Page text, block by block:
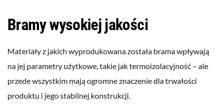
Bramy wysokiej jakości
Materiały z jakich wyprodukowana została brama wpływają
na jej parametry użytkowe, takie jak termoizolacyjność – ale
przede wszystkim mają ogromne znaczenie dla trwałości
produktu i jego stabilnej konstrukcji.